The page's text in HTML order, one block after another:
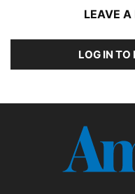
LEAVE A
LOG IN